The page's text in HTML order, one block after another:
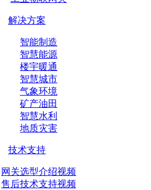
解决方案
智能制造
智慧能源
楼宇暖通
智慧城市
气象环境
矿产油田
智慧水利
地质灾害
技术支持
网关选型介绍视频
售后技术支持视频